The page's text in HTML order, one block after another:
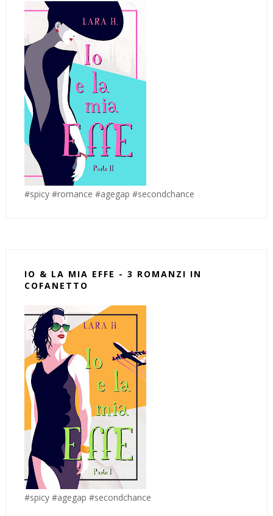
#spicy #romance #agegap #secondchance
IO & LA MIA EFFE - 3 ROMANZI IN
COFANETTO
#spicy #agegap #secondchance